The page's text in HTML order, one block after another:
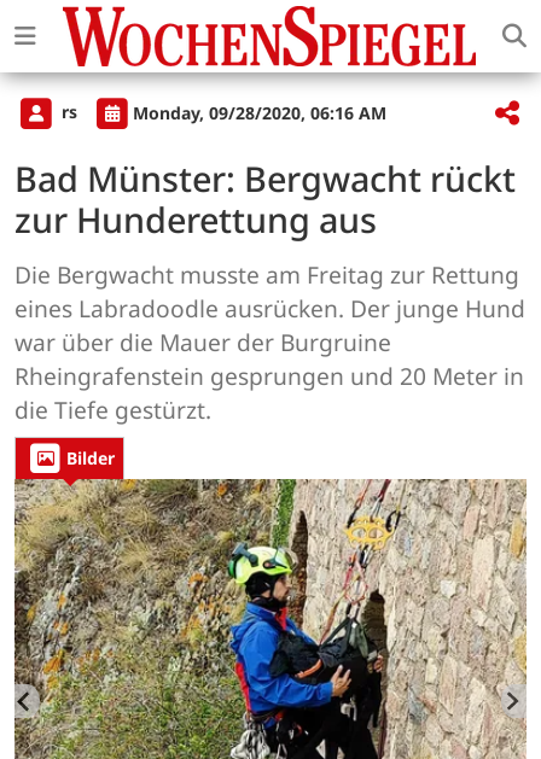
rs Monday, 09/28/2020, 06:16 AM
Bad Münster: Bergwacht rückt
zur Hunderettung aus
Die Bergwacht musste am Freitag zur Rettung
eines Labradoodle ausrücken. Der junge Hund
war über die Mauer der Burgruine
Rheingrafenstein gesprungen und 20 Meter in
die Tiefe gestürzt.
Bilder